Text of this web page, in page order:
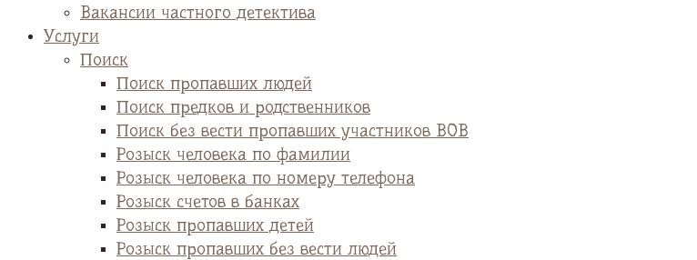
Вакансии частного детектива
Услуги
Поиск
Поиск пропавших людей
Поиск предков и родственников
Поиск без вести пропавших участников ВОВ
Розыск человека по фамилии
Розыск человека по номеру телефона
Розыск счетов в банках
Розыск пропавших детей
Розыск пропавших без вести людей